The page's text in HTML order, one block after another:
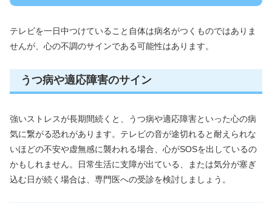
テレビを一日中つけていること自体は病名がつくものではありま
せんが、心の不調のサインである可能性はあります。
うつ病や適応障害のサイン
強いストレスが長期間続くと、うつ病や適応障害といった心の病
気に繋がる恐れがあります。テレビの音が途切れると耐えられな
いほどの不安や虚無感に襲われる場合、心がSOSを出しているの
かもしれません。日常生活に支障が出ている、または気分が塞ぎ
込む日が続く場合は、専門医への受診を検討しましょう。